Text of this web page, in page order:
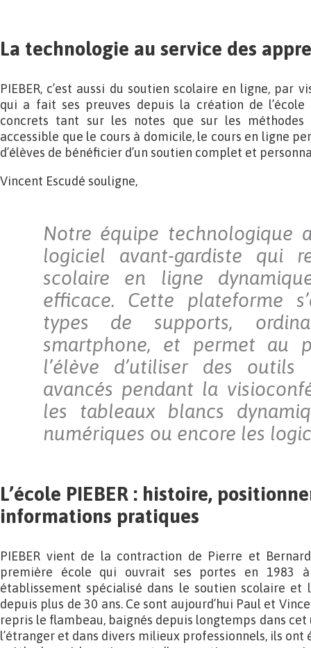
La technologie au service des
PIEBER, c’est aussi du soutien scolaire en ligne, par
qui a fait ses preuves depuis la création de
concrets tant sur les notes que sur les méthodes
accessible que le cours à domicile, le cours en ligne
d’élèves de bénéficier d’un soutien complet et
Vincent Escudé souligne,
Notre équipe technologique
logiciel avant-gardiste qui
scolaire en ligne
efficace. Cette plateforme
types de supports,
smartphone, et permet au
l’élève d’utiliser des outils
avancés pendant la
les tableaux blancs
numériques ou encore les
L’école PIEBER : histoire,
informations pratiques
PIEBER vient de la contraction de Pierre et
première école qui ouvrait ses portes en 1983 à
établissement spécialisé dans le soutien scolaire et
depuis plus de 30 ans. Ce sont aujourd’hui Paul et
repris le flambeau, baignés depuis longtemps dans cet
l’étranger et dans divers milieux professionnels, ils